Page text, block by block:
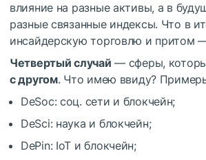
влияние на разные активы, а в
разные связанные индексы. Что в
инсайдерскую торговлю и притом
Четвертый случай — сферы,
с другом. Что имею ввиду?
DeSoc: соц. сети и блокчейн;
DeSci: наука и блокчейн;
DePin: IoT и блокчейн;